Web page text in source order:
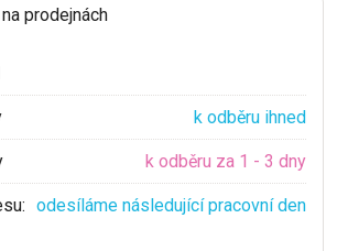
prodejnách
k odběru ihned
k odběru za 1 - 3 dny
odesíláme následující pracovní den